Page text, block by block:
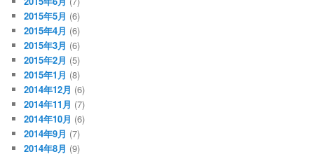
2015年5月 (6)
2015年4月 (6)
2015年3月 (6)
2015年2月 (5)
2015年1月 (8)
2014年12月 (6)
2014年11月 (7)
2014年10月 (6)
2014年9月 (7)
2014年8月 (9)